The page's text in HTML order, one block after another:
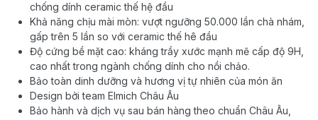
chống dính ceramic thế hệ đầu
Khả năng chịu mài mòn: vượt ngưỡng 50.000 lần chà nhám,
gấp trên 5 lần so với ceramic thế hê đầu
Độ cứng bề mặt cao: kháng trầy xước mạnh mẽ cấp độ 9H,
cao nhất trong ngành chống dính cho nồi chảo.
Bảo toàn dinh dưỡng và hương vị tự nhiên của món ăn
Design bởi team Elmich Châu Âu
Bảo hành và dịch vụ sau bán hàng theo chuẩn Châu Âu,